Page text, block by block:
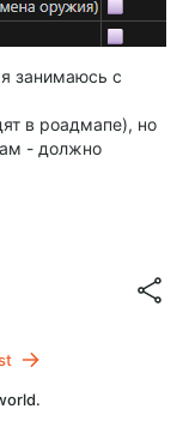
занимаюсь с
в роадмапе), но
- должно